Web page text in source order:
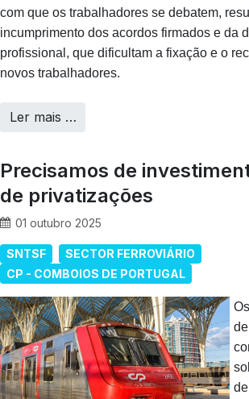
com que os trabalhadores se debatem,
incumprimento dos acordos firmados e da
profissional, que dificultam a fixação e o
novos trabalhadores.
Ler mais …
Precisamos de
de privatizações
01 outubro 2025
SNTSF
SECTOR FERROVIÁRIO
CP - COMBOIOS DE PORTUGAL